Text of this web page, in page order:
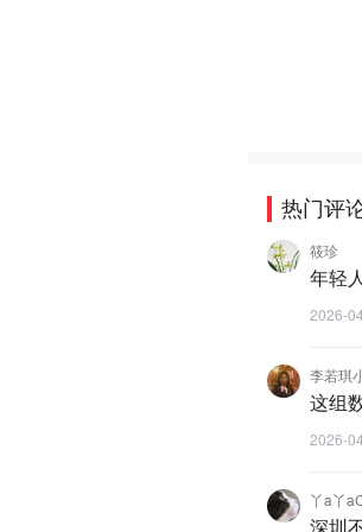
热门评
筱珍
年轻
2026-
李若琪
这组
2026-
丫a丫
深圳